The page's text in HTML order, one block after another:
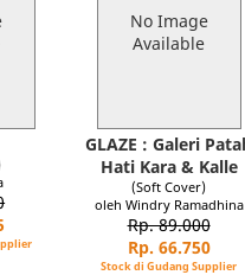
No Image
Available
GLAZE : Galeri
Hati Kara & Kalle
(Soft Cover)
oleh Windry Ramadhina
Rp. 89.000
Rp. 66.750
Stock di Gudang Supplier